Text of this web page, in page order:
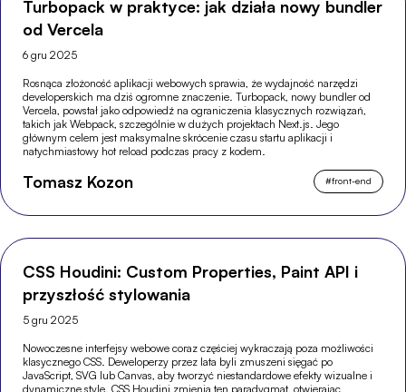
Turbopack w praktyce: jak działa nowy bundler
od Vercela
6 gru 2025
Rosnąca złożoność aplikacji webowych sprawia, że wydajność narzędzi
developerskich ma dziś ogromne znaczenie. Turbopack, nowy bundler od
Vercela, powstał jako odpowiedź na ograniczenia klasycznych rozwiązań,
takich jak Webpack, szczególnie w dużych projektach Next.js. Jego
głównym celem jest maksymalne skrócenie czasu startu aplikacji i
natychmiastowy hot reload podczas pracy z kodem.
Tomasz Kozon #front-end
CSS Houdini: Custom Properties, Paint API i
przyszłość stylowania
5 gru 2025
Nowoczesne interfejsy webowe coraz częściej wykraczają poza możliwości
klasycznego CSS. Deweloperzy przez lata byli zmuszeni sięgać po
JavaScript, SVG lub Canvas, aby tworzyć niestandardowe efekty wizualne i
dynamiczne style. CSS Houdini zmienia ten paradygmat, otwierając